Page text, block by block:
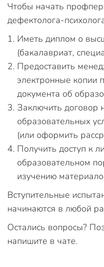
Чтобы начать
дефектолога-
Иметь диплом о
(бакалавриат,
Предоставить
электронные копии
документа об
Заключить договор
образовательных
(или оформить
Получить доступ к
образовательном
изучению
Вступительные
начинаются в любой
Остались вопросы?
напишите в чате.